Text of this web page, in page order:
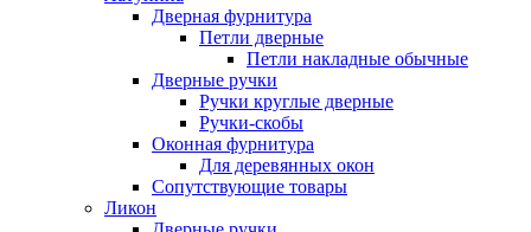
Дверная фурнитура
Петли дверные
Петли накладные обычные
Дверные ручки
Ручки круглые дверные
Ручки-скобы
Оконная фурнитура
Для деревянных окон
Сопутствующие товары
Ликон